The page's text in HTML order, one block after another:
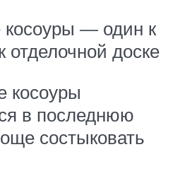
— один к
отделочной доске
косоуры
в последнюю
состыковать